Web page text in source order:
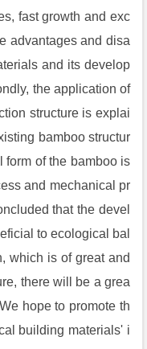
fast growth and exc
advantages and disa
and its develop
the application of
structure is explai
bamboo structur
form of the bamboo is
and mechanical pr
that the devel
to ecological bal
which is of great and
there will be a grea
hope to promote th
building materials' i